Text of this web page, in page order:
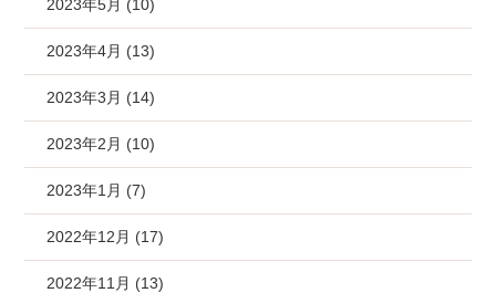
2023年5月 (10)
2023年4月 (13)
2023年3月 (14)
2023年2月 (10)
2023年1月 (7)
2022年12月 (17)
2022年11月 (13)